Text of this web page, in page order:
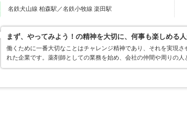
名鉄犬山線 柏森駅／名鉄小牧線 楽田駅
まず、やってみよう！の精神を大切に、何事も楽しめる
働くために一番大切なことはチャレンジ精神であり、それを実現
れた企業です。薬剤師としての業務を始め、会社の仲間や周りの